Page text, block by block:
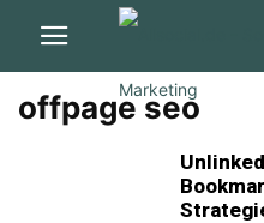
offpage seo